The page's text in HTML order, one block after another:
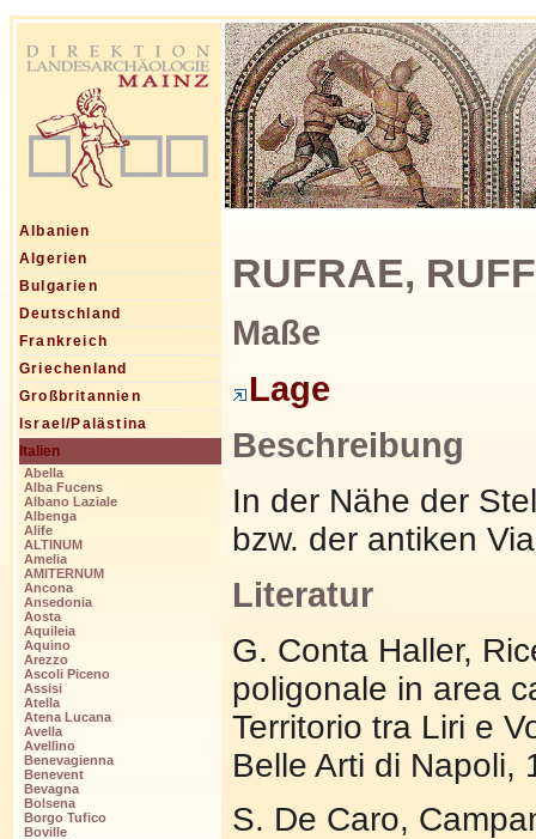
Albanien
Algerien
Bulgarien
Deutschland
Frankreich
Griechenland
Großbritannien
Israel/Palästina
Italien
Abella
Alba Fucens
Albano Laziale
Albenga
Alife
ALTINUM
Amelia
AMITERNUM
Ancona
Ansedonia
Aosta
Aquileia
Aquino
Arezzo
Ascoli Piceno
Assisi
Atella
Atena Lucana
Avella
Avellino
Benevagienna
Benevent
Bevagna
Bolsena
Borgo Tufico
Boville
RUFRAE,
Maße
Lage
Beschreibung
In der Nähe der
bzw. der antiken
Literatur
G. Conta Haller,
poligonale in area
Territorio tra Liri e
Belle Arti di Napoli,
S. De Caro,